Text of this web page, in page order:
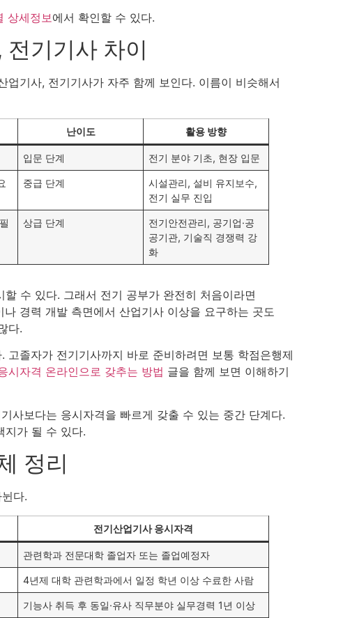
상세정보에서 확인할 수 있다.
기기사 차이
기사, 전기기사가 자주 함께 보인다. 이름이 비슷해서
난이도 활용 방향
입문 단계 전기 분야 기초, 현장 입문
중급 단계
시설관리, 설비 유지보수,
전기 실무 진입
상급 단계
전기안전관리, 공기업·공
공기관, 기술직 경쟁력 강
화
수 있다. 그래서 전기 공부가 완전히 처음이라면
경력 개발 측면에서 산업기사 이상을 요구하는 곳도
다.
졸자가 전기기사까지 바로 준비하려면 보통 학점은행제
시자격 온라인으로 갖추는 방법 글을 함께 보면 이해하기
사보다는 응시자격을 빠르게 갖출 수 있는 중간 단계다.
지가 될 수 있다.
정리
다.
전기산업기사 응시자격
관련학과 전문대학 졸업자 또는 졸업예정자
4년제 대학 관련학과에서 일정 학년 이상 수료한 사람
기능사 취득 후 동일·유사 직무분야 실무경력 1년 이상